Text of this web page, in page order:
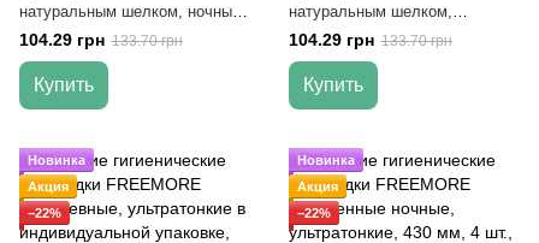
натуральным шелком, ночные,
290 мм, 10 шт.
104.29 грн 133.70 грн
Купить
натуральным шелком,
дневные, 250 мм, 12 шт.
104.29 грн 133.70 грн
Купить
Новинка
Акция
−22%
Новинка
Акция
−22%